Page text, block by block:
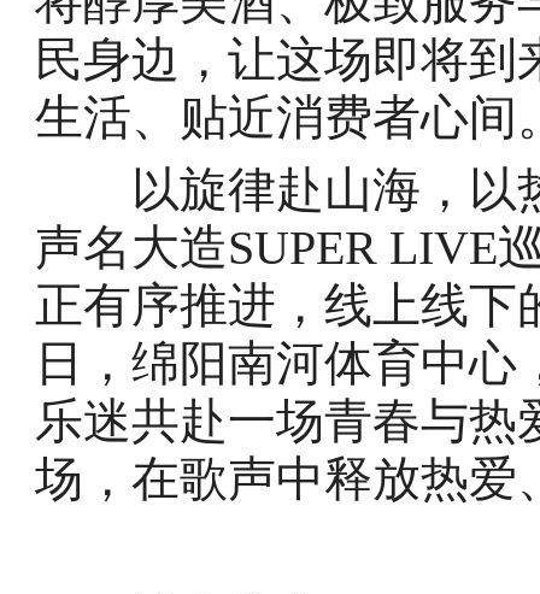
民身边，让这场即将
生活、贴近消费者心间
以旋律赴山海，以
声名大造SUPER LIVE
正有序推进，线上线下
日，绵阳南河体育中
乐迷共赴一场青春与
场，在歌声中释放热爱